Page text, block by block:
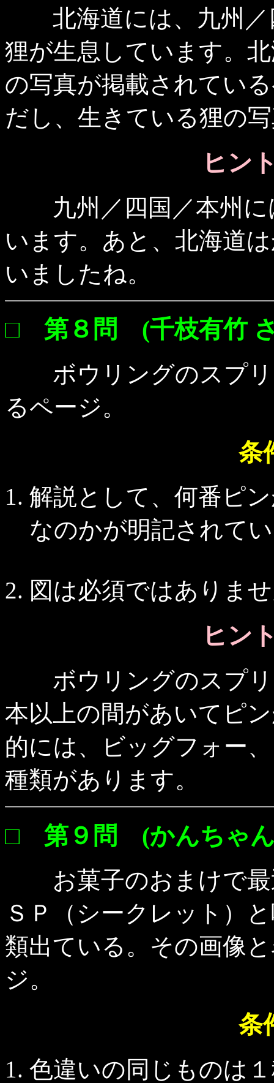
北海道には、九州／
狸が生息しています。
の写真が掲載されてい
だし、生きている狸の
ヒン
九州／四国／本州に
います。あと、北海道
いましたね。
□ 第８問 (千枝有竹
ボウリングのスプリ
るページ。
条
解説として、何番ピ
なのかが明記されて
図は必須ではありま
ヒン
ボウリングのスプリ
本以上の間があいてピ
的には、ビッグフォー
種類があります。
□ 第９問 (かんちゃん
お菓子のおまけで最
ＳＰ（シークレット）
類出ている。その画像
ジ。
条
色違いの同じものは